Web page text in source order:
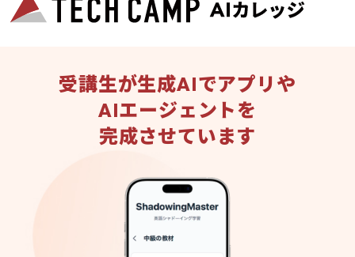
受講生が生成AIでアプリや
AIエージェントを
完成させています